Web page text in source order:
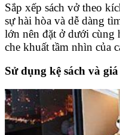
Sắp xếp sách vở theo
sự hài hòa và dễ dàng
lớn nên đặt ở dưới cùng
che khuất tầm nhìn của
Sử dụng kệ sách và